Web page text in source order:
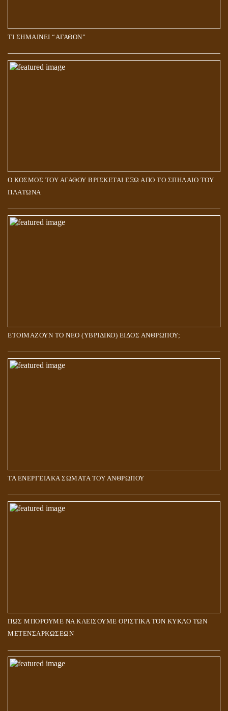
ΤΙ ΣΗΜΑΙΝΕΙ “ΑΓΑΘΟΝ”
Ο ΚΟΣΜΟΣ ΤΟΥ ΑΓΑΘΟΥ ΒΡΙΣΚΕΤΑΙ ΕΞΩ ΑΠΟ ΤΟ ΣΠΗΛΑΙΟ ΤΟΥ
ΠΛΑΤΩΝΑ
ΕΤΟΙΜΑΖΟΥΝ ΤΟ ΝΕΟ (ΥΒΡΙΔΙΚΟ) ΕΙΔΟΣ ΑΝΘΡΩΠΟΥ;
ΤΑ ΕΝΕΡΓΕΙΑΚΑ ΣΩΜΑΤΑ ΤΟΥ ΑΝΘΡΩΠΟΥ
ΠΩΣ ΜΠΟΡΟΥΜΕ ΝΑ ΚΛΕΙΣΟΥΜΕ ΟΡΙΣΤΙΚΑ ΤΟΝ ΚΥΚΛΟ ΤΩΝ
ΜΕΤΕΝΣΑΡΚΩΣΕΩΝ